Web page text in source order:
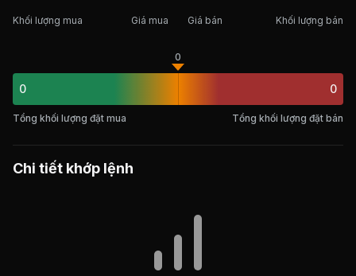
Khối lượng mua Giá mua Giá bán Khối lượng bán
0
0
0
Tổng khối lượng đặt mua Tổng khối lượng đặt bán
Chi tiết khớp lệnh